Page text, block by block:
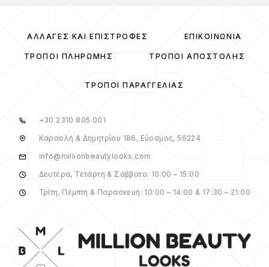
ΑΛΛΑΓΈΣ ΚΑΙ ΕΠΙΣΤΡΟΦΈΣ ΕΠΙΚΟΙΝΩΝΊΑ
ΤΡΌΠΟΙ ΠΛΗΡΩΜΉΣ ΤΡΌΠΟΙ ΑΠΟΣΤΟΛΉΣ
ΤΡΌΠΟΙ ΠΑΡΑΓΓΕΛΊΑΣ
+30 2310 805 001
Καραολή & Δημητρίου 186, Εύοσμος, 56224
info@millionbeautylooks.com
Δευτέρα, Τετάρτη & Σάββατο: 10:00 – 15:00
Τρίτη, Πέμπτη & Παρασκευή: 10:00 – 14:00 & 17:30 – 21:00